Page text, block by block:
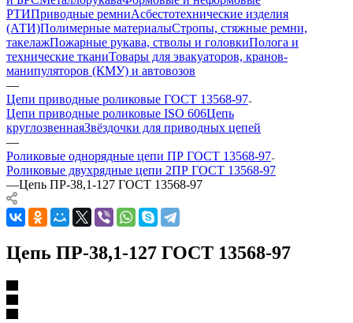
РТИПриводные ремниАсбестотехнические изделия
(АТИ)Полимерные материалыСтропы, стяжные ремни,
такелажПожарные рукава, стволы и головкиПолога и
технические тканиТовары для эвакуаторов, кранов-
манипуляторов (КМУ) и автовозов
—
Цепи приводные роликовые ГОСТ 13568-97
Цепи приводные роликовые ISO 606Цепь
круглозвеннаяЗвёздочки для приводных цепей
—
Роликовые однорядные цепи ПР ГОСТ 13568-97
Роликовые двухрядные цепи 2ПР ГОСТ 13568-97
—Цепь ПР-38,1-127 ГОСТ 13568-97
Цепь ПР-38,1-127 ГОСТ 13568-97